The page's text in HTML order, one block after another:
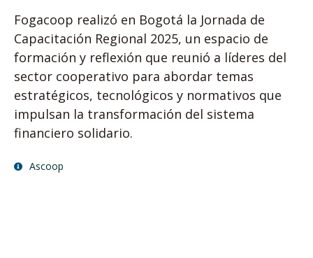
Fogacoop realizó en Bogotá la Jornada de
Capacitación Regional 2025, un espacio de
formación y reflexión que reunió a líderes del
sector cooperativo para abordar temas
estratégicos, tecnológicos y normativos que
impulsan la transformación del sistema
financiero solidario.
Ascoop